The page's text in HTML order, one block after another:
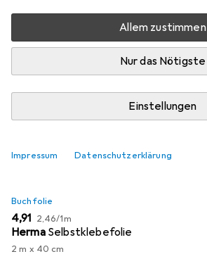
Allem zustimmen
Nur das Nötigste
Einstellungen
Impressum Datenschutzerklärung
Buchfolie
EUR
4,91 EUR
2,46/1m
Herma Selbstklebefolie
2 m x 40 cm